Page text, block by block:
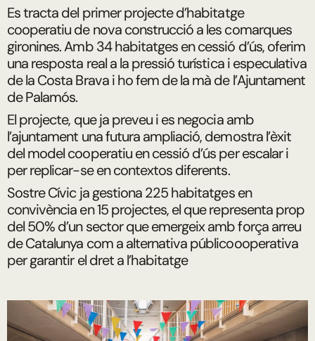
Es tracta del primer projecte d’habitatge
cooperatiu de nova construcció a les comarques
gironines. Amb 34 habitatges en cessió d’ús, oferim
una resposta real a la pressió turística i especulativa
de la Costa Brava i ho fem de la mà de l’Ajuntament
de Palamós.
El projecte, que ja preveu i es negocia amb
l’ajuntament una futura ampliació, demostra l’èxit
del model cooperatiu en cessió d’ús per escalar i
per replicar-se en contextos diferents.
Sostre Cívic ja gestiona 225 habitatges en
convivència en 15 projectes, el que representa prop
del 50% d’un sector que emergeix amb força arreu
de Catalunya com a alternativa públicoooperativa
per garantir el dret a l’habitatge